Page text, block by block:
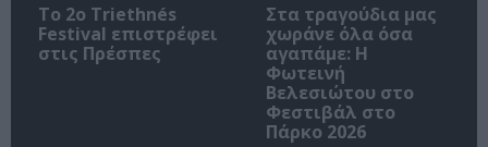
Το 2ο Triethnés
Festival επιστρέφει
στις Πρέσπες
Στα τραγούδια μας
χωράνε όλα όσα
αγαπάμε: Η
Φωτεινή
Βελεσιώτου στο
Φεστιβάλ στο
Πάρκο 2026